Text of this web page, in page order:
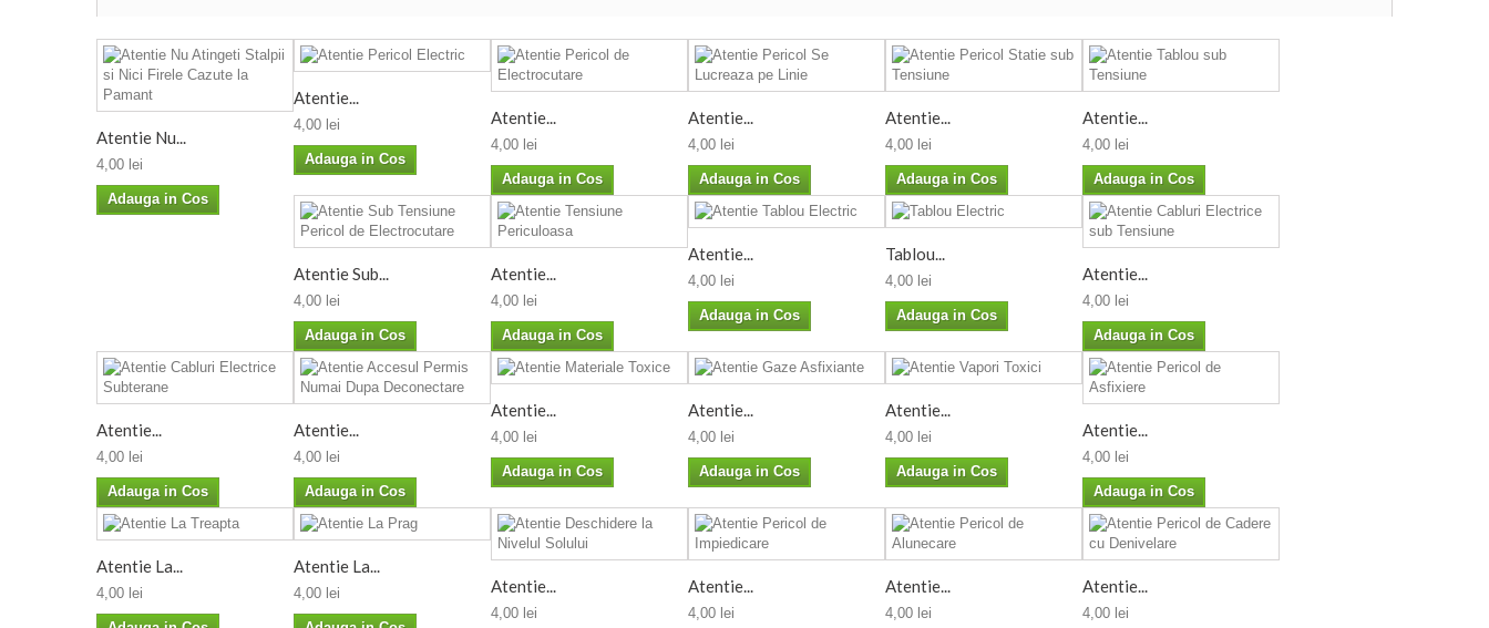
Atentie Nu...
4,00 lei
Adauga in Cos
Atentie...
4,00 lei
Adauga in Cos
Atentie...
4,00 lei
Adauga in Cos
Atentie...
4,00 lei
Adauga in Cos
Atentie...
4,00 lei
Adauga in Cos
Atentie...
4,00 lei
Adauga in Cos
Atentie Sub...
4,00 lei
Adauga in Cos
Atentie...
4,00 lei
Adauga in Cos
Atentie...
4,00 lei
Adauga in Cos
Tablou...
4,00 lei
Adauga in Cos
Atentie...
4,00 lei
Adauga in Cos
Atentie...
4,00 lei
Adauga in Cos
Atentie...
4,00 lei
Adauga in Cos
Atentie...
4,00 lei
Adauga in Cos
Atentie...
4,00 lei
Adauga in Cos
Atentie...
4,00 lei
Adauga in Cos
Atentie...
4,00 lei
Adauga in Cos
Atentie La...
4,00 lei
Atentie La...
4,00 lei Atentie...
4,00 lei
Atentie...
4,00 lei
Atentie...
4,00 lei
Atentie...
4,00 lei